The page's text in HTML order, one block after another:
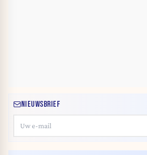
NIEUWSBRIEF